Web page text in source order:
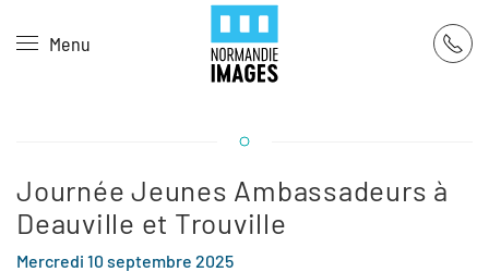
Skip to main content
Menu
Journée Jeunes Ambassadeurs à
Deauville et Trouville
Mercredi 10 septembre 2025
Panneau de gestion des cookies